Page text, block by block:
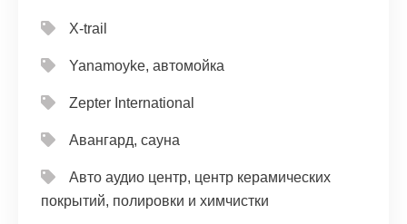
X-trail
Yanamoyke, автомойка
Zepter International
Авангард, сауна
Авто аудио центр, центр керамических
покрытий, полировки и химчистки